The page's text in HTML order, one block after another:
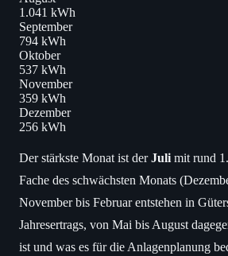
1.041 kWh
September
794 kWh
Oktober
537 kWh
November
359 kWh
Dezember
256 kWh
Der stärkste Monat ist derJuli mit rund
Fache des schwächsten Monats
November bis Februar entstehen in
Jahresertrags, von Mai bis August
ist und was es für die Anlagenplanung